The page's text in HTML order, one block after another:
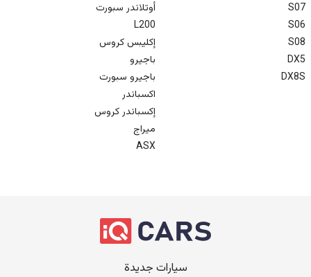
S07
S06
S08
DX5
DX8S
أوتلاندر سبورت
L200
إكليبس كروس
باجيرو
باجيرو سبورت
اكسباندر
إكسباندر كروس
ميراج
ASX
سيارات جديدة